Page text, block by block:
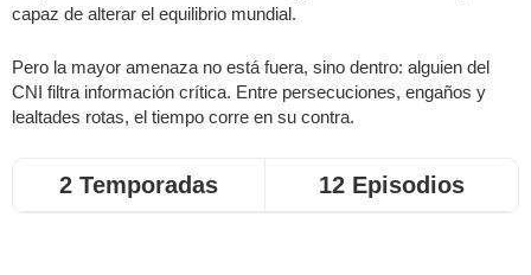
capaz de alterar el equilibrio mundial.
Pero la mayor amenaza no está fuera, sino dentro: alguien del
CNI filtra información crítica. Entre persecuciones, engaños y
lealtades rotas, el tiempo corre en su contra.
2 Temporadas 12 Episodios